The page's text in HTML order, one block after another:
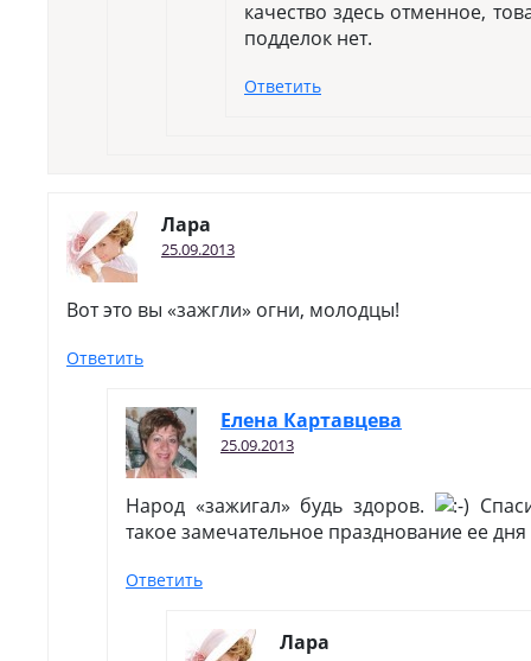
качество здесь отменное,
подделок нет.
Ответить
Лара
25.09.2013
Вот это вы «зажгли» огни, молодцы!
Ответить
Елена Картавцева
25.09.2013
Народ «зажигал» будь здоров.
такое замечательное празднование ее
Ответить
Лара